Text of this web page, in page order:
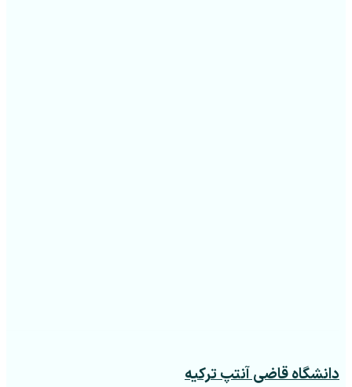
دانشگاه قاضی آنتپ ترکیه